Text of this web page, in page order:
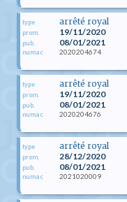
type arrêté royal
prom. 19/11/2020
pub. 08/01/2021
numac 2020204674
type arrêté royal
prom. 19/11/2020
pub. 08/01/2021
numac 2020204676
type arrêté royal
prom. 28/12/2020
pub. 08/01/2021
numac 2021020009